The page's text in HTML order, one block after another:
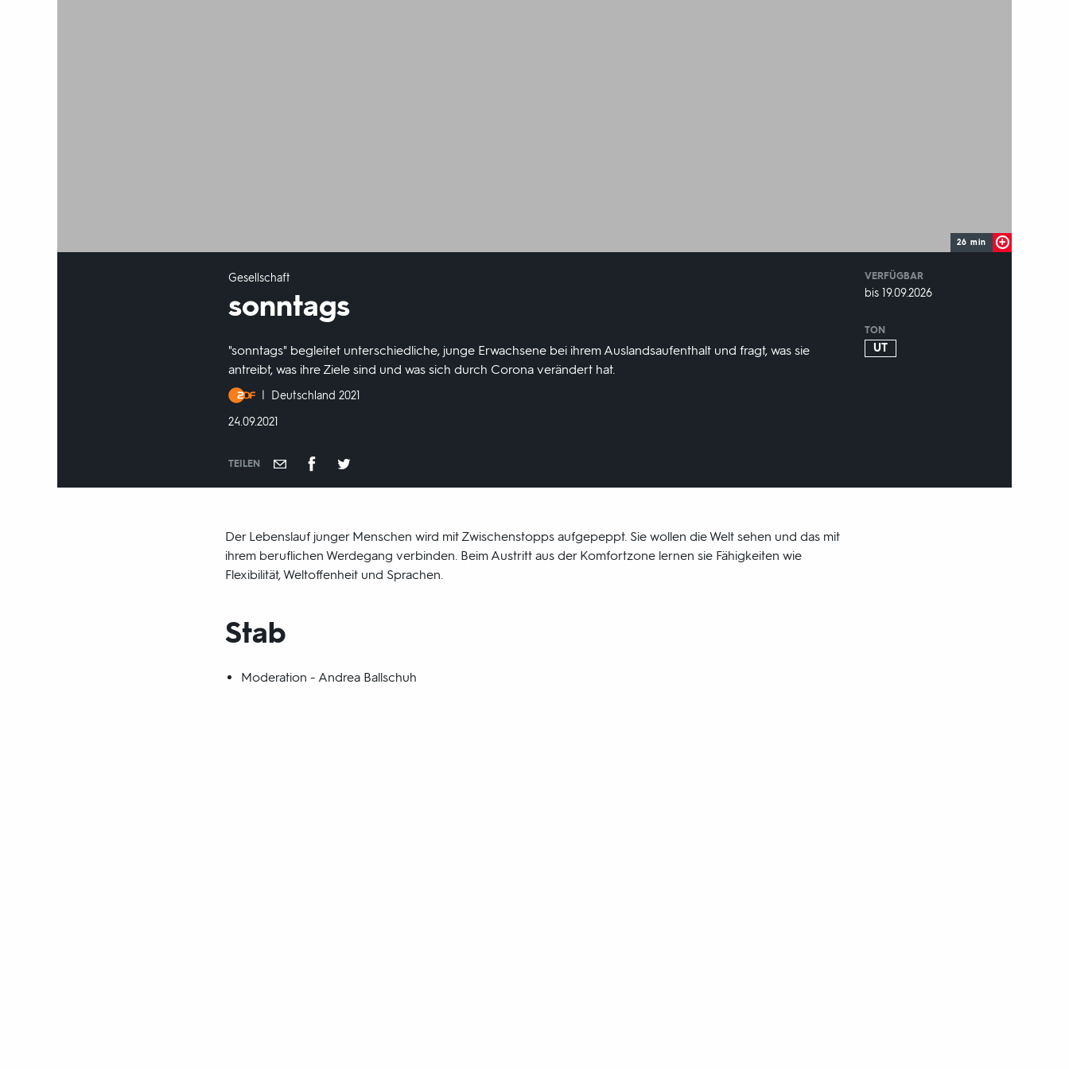
26 min
Gesellschaft
sonntags
"sonntags" begleitet unterschiedliche, junge Erwachsene bei ihrem Auslandsaufenthalt und fragt, was sie
antreibt, was ihre Ziele sind und was sich durch Corona verändert hat.
Produktionsland
und
Deutschland 2021
DATUM:
24.09.2021
TEILEN
VERFÜGBAR
weltweit
VERFÜGBAR
bis 19.09.2026
TON
UT
Der Lebenslauf junger Menschen wird mit Zwischenstopps aufgepeppt. Sie wollen die Welt sehen und das mit
ihrem beruflichen Werdegang verbinden. Beim Austritt aus der Komfortzone lernen sie Fähigkeiten wie
Flexibilität, Weltoffenheit und Sprachen.
Stab
Moderation - Andrea Ballschuh